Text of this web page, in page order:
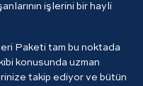
işlerini bir hayli
Paketi tam bu noktada
konusunda uzman
takip ediyor ve bütün